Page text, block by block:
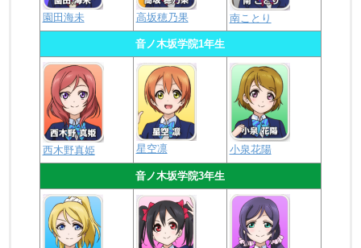
園田海未 高坂穂乃果 南ことり
音ノ木坂学院1年生
西木野真姫 星空凛 小泉花陽
音ノ木坂学院3年生